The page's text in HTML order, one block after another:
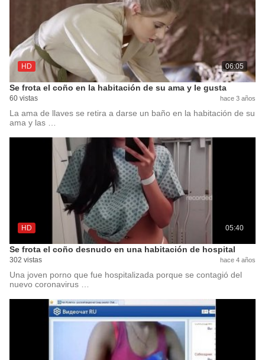
HD 06:05
Se frota el coño en la habitación de su ama y le gusta
60 vistas hace 3 años
La ama de llaves se retira a darse un baño en la habitación de su
ama y las …
HD 05:40
Se frota el coño desnudo en una habitación de hospital
302 vistas hace 4 años
Una joven porno que fue hospitalizada porque se contagió del
nuevo coronavirus …